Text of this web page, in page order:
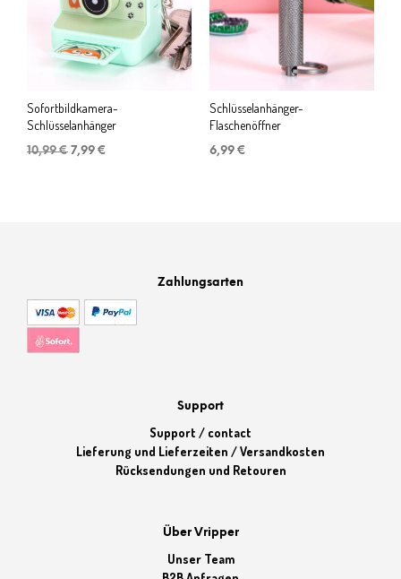
Sofortbildkamera-
Schlüsselanhänger
10,99€ Ursprünglicher
7,99 €
Schlüsselanhänger-
Flaschenöffner
6,99 €
Zahlungsarten
Support
Support / contact
Lieferung und Lieferzeiten / Versandkosten
Rücksendungen und Retouren
Über Vripper
Unser Team